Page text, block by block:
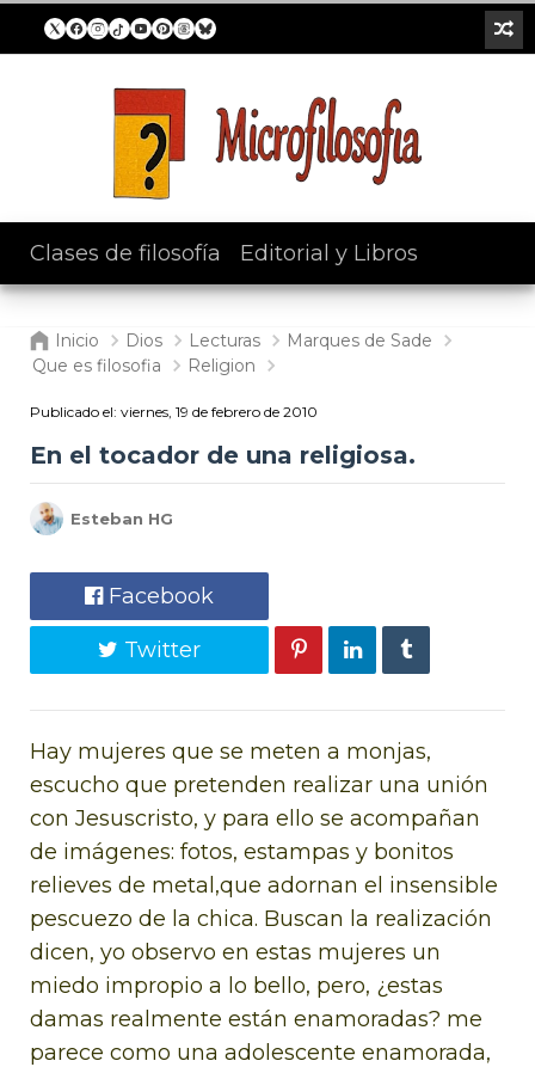
Clases de filosofía Editorial y Libros
Inicio Dios Lecturas
Marques de Sade
Que es filosofia
Religion
Publicado el: viernes, 19 de febrero de 2010
En el tocador de una religiosa.
Esteban HG
Facebook
Twitter
Hay mujeres que se meten a monjas,
escucho que pretenden realizar una unión
con Jesuscristo, y para ello se acompañan
de imágenes: fotos, estampas y bonitos
relieves de metal,que adornan el insensible
pescuezo de la chica. Buscan la realización
dicen, yo observo en estas mujeres un
miedo impropio a lo bello, pero, ¿estas
damas realmente están enamoradas? me
parece como una adolescente enamorada,